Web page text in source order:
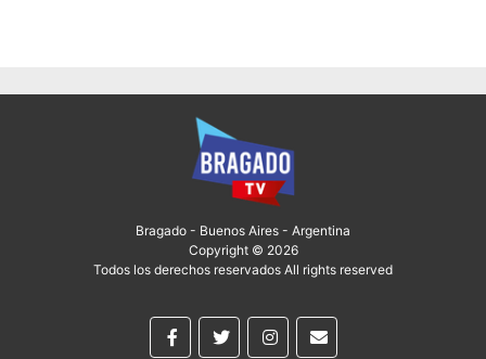
Bragado - Buenos Aires - Argentina
Copyright © 2026
Todos los derechos reservados All rights reserved